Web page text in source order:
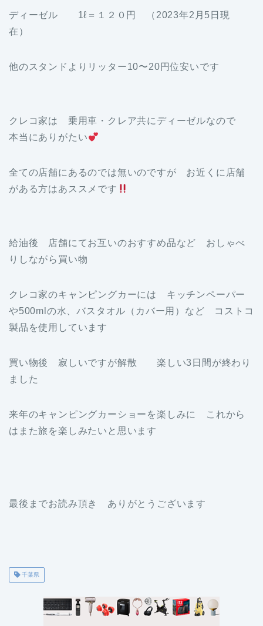
ディーゼル 1ℓ＝１２０円 （2023年2月5日現
在）
他のスタンドよりリッター10〜20円位安いです
クレコ家は 乗用車・クレア共にディーゼルなので
本当にありがたい
全ての店舗にあるのでは無いのですが お近くに店舗
がある方はあススメです
給油後 店舗にてお互いのおすすめ品など おしゃべ
りしながら買い物
クレコ家のキャンピングカーには キッチンペーパー
や500mlの水、バスタオル（カバー用）など コストコ
製品を使用しています
買い物後 寂しいですが解散 楽しい3日間が終わり
ました
来年のキャンピングカーショーを楽しみに これから
はまた旅を楽しみたいと思います
最後までお読み頂き ありがとうございます
千葉県